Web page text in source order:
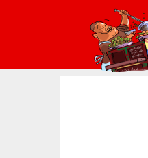
021_2.png